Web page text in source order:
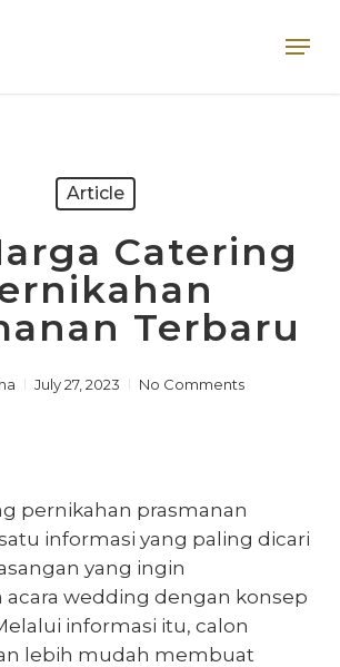
Article
Catering
Terbaru
July 27, 2023 No Comments
pernikahan prasmanan
informasi yang paling dicari
yang ingin
acara wedding dengan konsep
informasi itu, calon
lebih mudah membuat